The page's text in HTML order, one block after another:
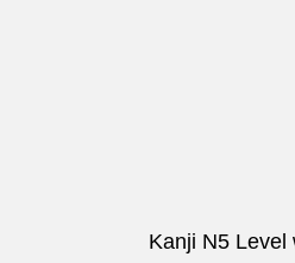
Kanji N5 Level